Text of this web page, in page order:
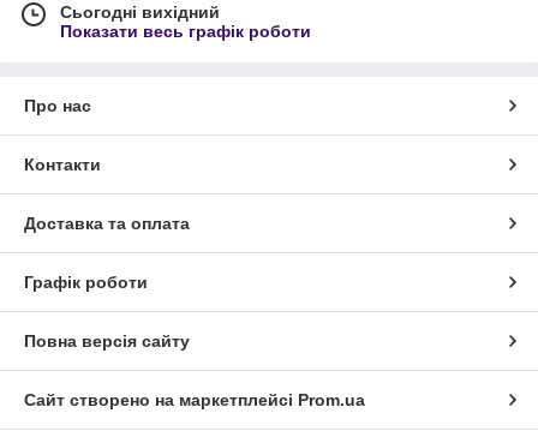
Сьогодні вихідний
Показати весь графік роботи
Про нас
Контакти
Доставка та оплата
Графік роботи
Повна версія сайту
Сайт створено на маркетплейсі Prom.ua